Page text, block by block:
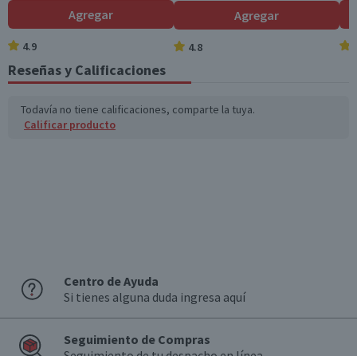
*Ingesta de referencia de un adulto promedio (8400 kj / 2000 kcal)
Agregar
4.9
Agregar
4.8
Reseñas y Calificaciones
Todavía no tiene calificaciones, comparte la tuya.
Calificar producto
Centro de Ayuda
Si tienes alguna duda ingresa aquí
Seguimiento de Compras